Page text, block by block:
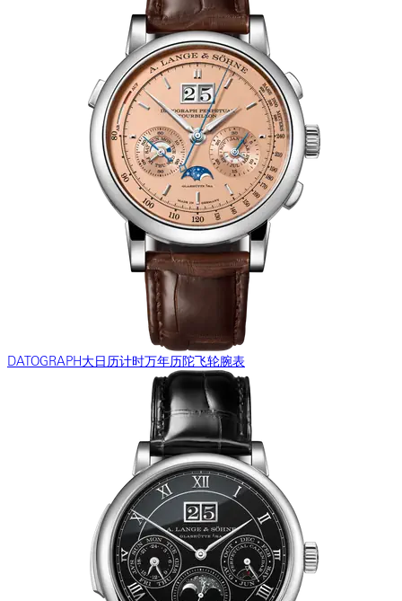
DATOGRAPH大日历计时万年历陀飞轮腕表